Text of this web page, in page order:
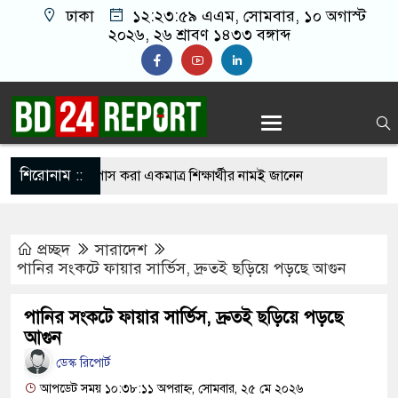
ঢাকা ১২:২৪:০০ এএম, সোমবার, ১০ অগাস্ট ২০২৬,
২৬ শ্রাবণ ১৪৩৩ বঙ্গাব্দ
শিরোনাম ::
পরীক্ষার্থী, পাস করা একমাত্র শিক্ষার্থীর নামই জানেন
ফ্যাসিবাদী সরকার, এখন পুনর্গঠনের পালা:
১৬ বাংলাদেশি নি’হ’ত, চুল কাটতে গিয়ে বেঁচে
প্রচ্ছদ
সারাদেশ
পানির সংকটে ফায়ার সার্ভিস, দ্রুতই ছড়িয়ে পড়ছে আগুন
পানির সংকটে ফায়ার সার্ভিস, দ্রুতই ছড়িয়ে পড়ছে
আগুন
ডেস্ক রিপোর্ট
আপডেট সময় ১০:৩৮:১১ অপরাহ্ন, সোমবার, ২৫ মে ২০২৬